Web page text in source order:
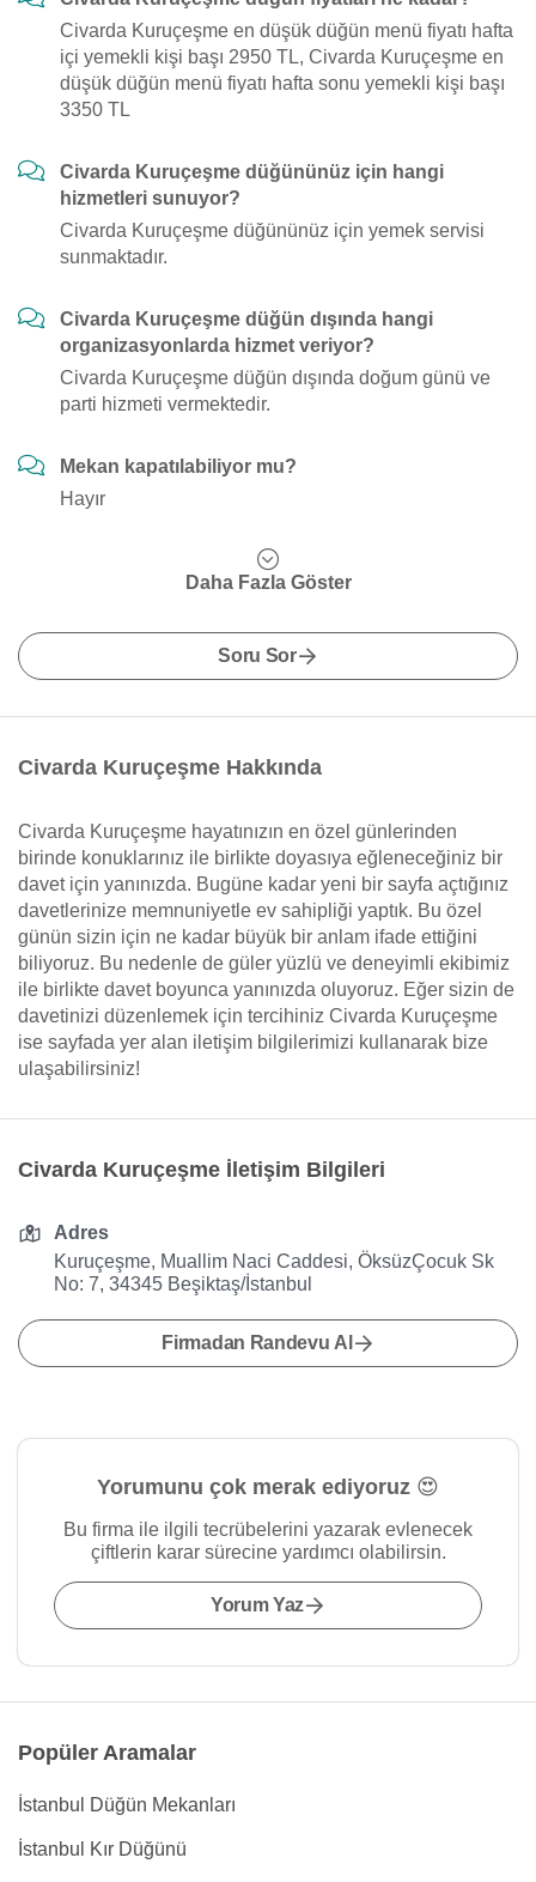
Civarda Kuruçeşme en düşük düğün menü fiyatı hafta
içi yemekli kişi başı 2950 TL, Civarda Kuruçeşme en
düşük düğün menü fiyatı hafta sonu yemekli kişi başı
3350 TL
Civarda Kuruçeşme düğününüz için hangi
hizmetleri sunuyor?
Civarda Kuruçeşme düğününüz için yemek servisi
sunmaktadır.
Civarda Kuruçeşme düğün dışında hangi
organizasyonlarda hizmet veriyor?
Civarda Kuruçeşme düğün dışında doğum günü ve
parti hizmeti vermektedir.
Mekan kapatılabiliyor mu?
Hayır
Daha Fazla Göster
Soru Sor
Civarda Kuruçeşme Hakkında
Civarda Kuruçeşme hayatınızın en özel günlerinden
birinde konuklarınız ile birlikte doyasıya eğleneceğiniz bir
davet için yanınızda. Bugüne kadar yeni bir sayfa açtığınız
davetlerinize memnuniyetle ev sahipliği yaptık. Bu özel
günün sizin için ne kadar büyük bir anlam ifade ettiğini
biliyoruz. Bu nedenle de güler yüzlü ve deneyimli ekibimiz
ile birlikte davet boyunca yanınızda oluyoruz. Eğer sizin de
davetinizi düzenlemek için tercihiniz Civarda Kuruçeşme
ise sayfada yer alan iletişim bilgilerimizi kullanarak bize
ulaşabilirsiniz!
Civarda Kuruçeşme İletişim Bilgileri
Adres
Kuruçeşme, Muallim Naci Caddesi, ÖksüzÇocuk Sk
No: 7, 34345 Beşiktaş/İstanbul
Firmadan Randevu Al
Yorumunu çok merak ediyoruz 😍
Bu firma ile ilgili tecrübelerini yazarak evlenecek
çiftlerin karar sürecine yardımcı olabilirsin.
Yorum Yaz
Popüler Aramalar
İstanbul Düğün Mekanları
İstanbul Kır Düğünü